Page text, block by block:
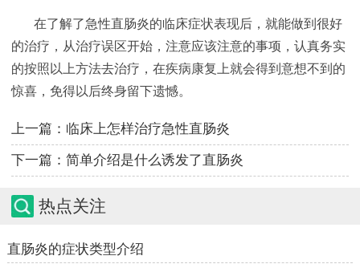
在了解了急性直肠炎的临床症状表现后，就能做到很好
的治疗，从治疗误区开始，注意应该注意的事项，认真务实
的按照以上方法去治疗，在疾病康复上就会得到意想不到的
惊喜，免得以后终身留下遗憾。
上一篇： 临床上怎样治疗急性直肠炎
下一篇： 简单介绍是什么诱发了直肠炎
热点关注
直肠炎的症状类型介绍